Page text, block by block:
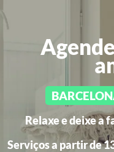
Relaxe e deixe a
Serviços a partir de